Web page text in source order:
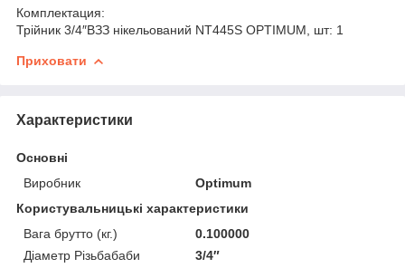
Комплектация:
Трійник 3/4″ВЗЗ нікельований NT445S OPTIMUM, шт: 1
Приховати
Характеристики
Основні
Виробник
Optimum
Користувальницькі характеристики
Вага брутто (кг.)
0.100000
Діаметр Різьбабаби
3/4″